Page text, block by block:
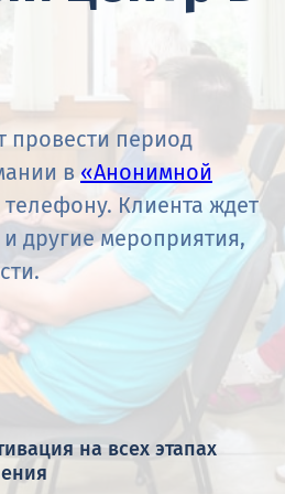
провести период
в «Анонимной
Клиента ждет
другие мероприятия,
на всех этапах